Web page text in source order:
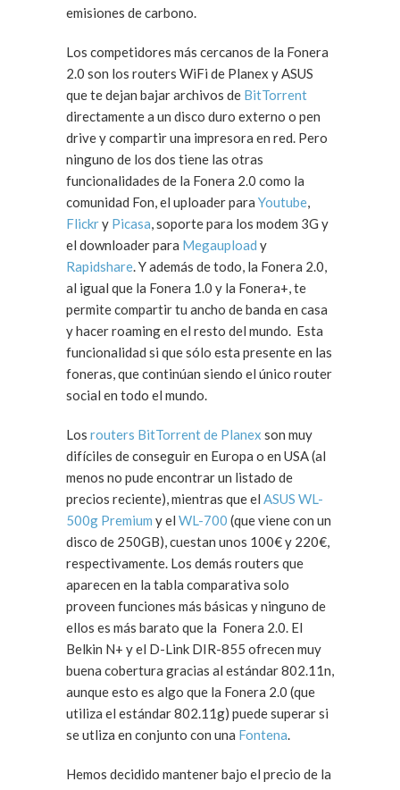
emisiones de carbono.
Los competidores más cercanos de la Fonera
2.0 son los routers WiFi de Planex y ASUS
que te dejan bajar archivos de BitTorrent
directamente a un disco duro externo o pen
drive y compartir una impresora en red. Pero
ninguno de los dos tiene las otras
funcionalidades de la Fonera 2.0 como la
comunidad Fon, el uploader para Youtube,
Flickry Picasa, soporte para los modem 3G y
el downloader para Megaupload y
Rapidshare. Y además de todo, la Fonera 2.0,
al igual que la Fonera 1.0 y la Fonera+, te
permite compartir tu ancho de banda en casa
y hacer roaming en el resto del mundo. Esta
funcionalidad si que sólo esta presente en las
foneras, que continúan siendo el único router
social en todo el mundo.
Los routers BitTorrent de Planex son muy
difíciles de conseguir en Europa o en USA (al
menos no pude encontrar un listado de
precios reciente), mientras que el ASUS WL-
500g Premium y el WL-700 (que viene con un
disco de 250GB), cuestan unos 100€ y 220€,
respectivamente. Los demás routers que
aparecen en la tabla comparativa solo
proveen funciones más básicas y ninguno de
ellos es más barato que la Fonera 2.0. El
Belkin N+ y el D-Link DIR-855 ofrecen muy
buena cobertura gracias al estándar 802.11n,
aunque esto es algo que la Fonera 2.0 (que
utiliza el estándar 802.11g) puede superar si
se utliza en conjunto con una Fontena.
Hemos decidido mantener bajo el precio de la